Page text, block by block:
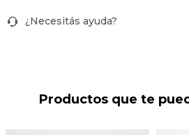
¿Necesitás ayuda?
Productos que te